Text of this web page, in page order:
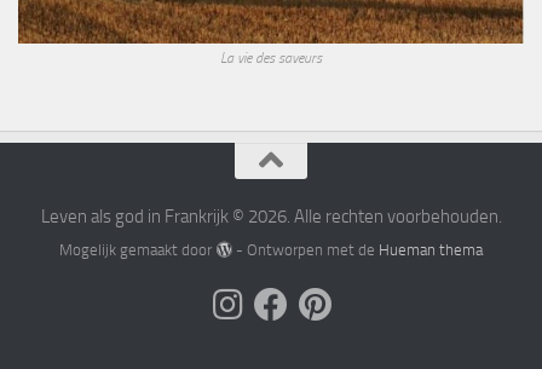
La vie des saveurs
Leven als god in Frankrijk © 2026. Alle rechten voorbehouden.
Mogelijk gemaakt door - Ontworpen met de Hueman thema